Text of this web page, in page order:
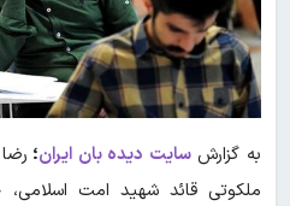
به گزارشسایت دیده بان ایران؛
ملکوتی قائد شهید امت